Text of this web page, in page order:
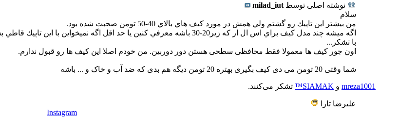
نوشته اصلی توسط milad_iut
سلام
من بيشتر اين تاپيك رو گشتم ولي همش در مورد كيف هاي بالاي 40-50 تومن صحبت شده بود.
اگه ميشه چند مدل كيف براي اس ال ار كه زير20-30 باشه معرفي كنين يا حد اقل اگه نميخواين با اين تاپيك قاطي بشه يه تاپيك مجزا براش درست كنين.
با تشكر...
اون جور کیف ها معمولا فقط محافظی سطحی هستن دور دوربین. من خودم اصلا این کیف ها رو قبول ندارم.
شما وقتی 20 تومن می دی کیف بگیری بهتره 20 تومن دیگه هم بدی که ضد آب و خاک و ... باشه
mreza1001 و SIAMAK™ تشکر می‌کنند.
عليرضا تارا
Instagram